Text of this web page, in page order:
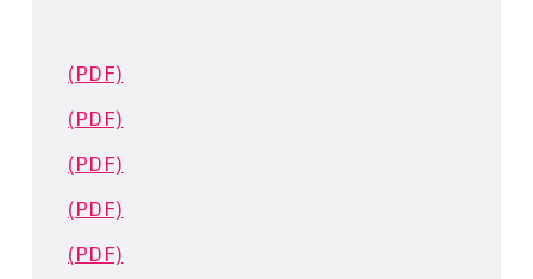
(PDF)
(PDF)
(PDF)
(PDF)
(PDF)